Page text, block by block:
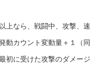
上なら、戦闘中、攻撃、速
動カウント変動量＋１（同
初に受けた攻撃のダメージ